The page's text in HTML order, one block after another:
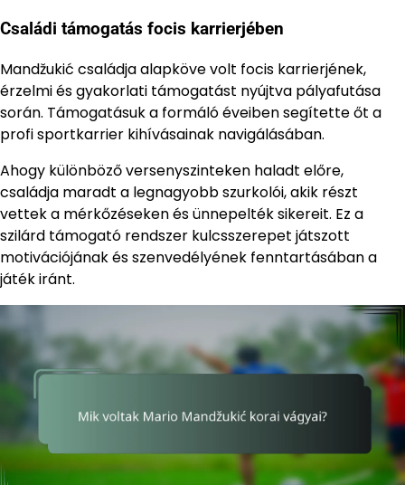
Családi támogatás focis karrierjében
Mandžukić családja alapköve volt focis karrierjének,
érzelmi és gyakorlati támogatást nyújtva pályafutása
során. Támogatásuk a formáló éveiben segítette őt a
profi sportkarrier kihívásainak navigálásában.
Ahogy különböző versenyszinteken haladt előre,
családja maradt a legnagyobb szurkolói, akik részt
vettek a mérkőzéseken és ünnepelték sikereit. Ez a
szilárd támogató rendszer kulcsszerepet játszott
motivációjának és szenvedélyének fenntartásában a
játék iránt.